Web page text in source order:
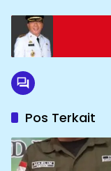
Pos Terkait